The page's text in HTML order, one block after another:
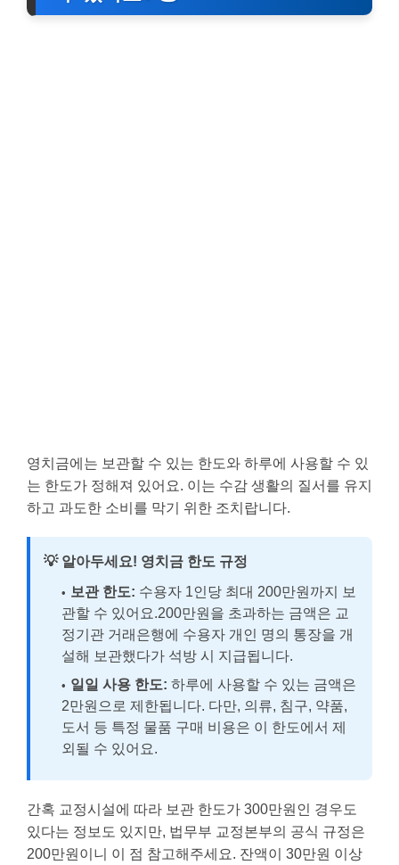
영치금에는 보관할 수 있는 한도와 하루에 사용할 수 있
는 한도가 정해져 있어요. 이는 수감 생활의 질서를 유지
하고 과도한 소비를 막기 위한 조치랍니다.
💡 알아두세요! 영치금 한도 규정
보관 한도: 수용자 1인당 최대 200만원까지 보
관할 수 있어요.200만원을 초과하는 금액은 교
정기관 거래은행에 수용자 개인 명의 통장을 개
설해 보관했다가 석방 시 지급됩니다.
일일 사용 한도: 하루에 사용할 수 있는 금액은
2만원으로 제한됩니다. 다만, 의류, 침구, 약품,
도서 등 특정 물품 구매 비용은 이 한도에서 제
외될 수 있어요.
간혹 교정시설에 따라 보관 한도가 300만원인 경우도
있다는 정보도 있지만, 법무부 교정본부의 공식 규정은
200만원이니 이 점 참고해주세요. 잔액이 30만원 이상